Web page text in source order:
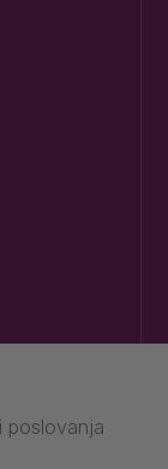
poslovanja